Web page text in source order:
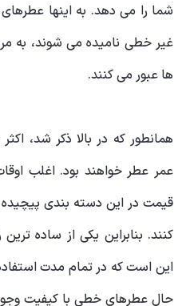
شما را می دهد. به اینها
غیر خطی نامیده می شوند، به
ها عبور می کنند.
همانطور که در بالا ذکر شد،
عمر عطر خواهند بود. اغلب
قیمت در این دسته بندی پیچیده
کنند. بنابراین یکی از ساده
این است که در تمام مدت
حال عطرهای خطی با کیفیت وجود